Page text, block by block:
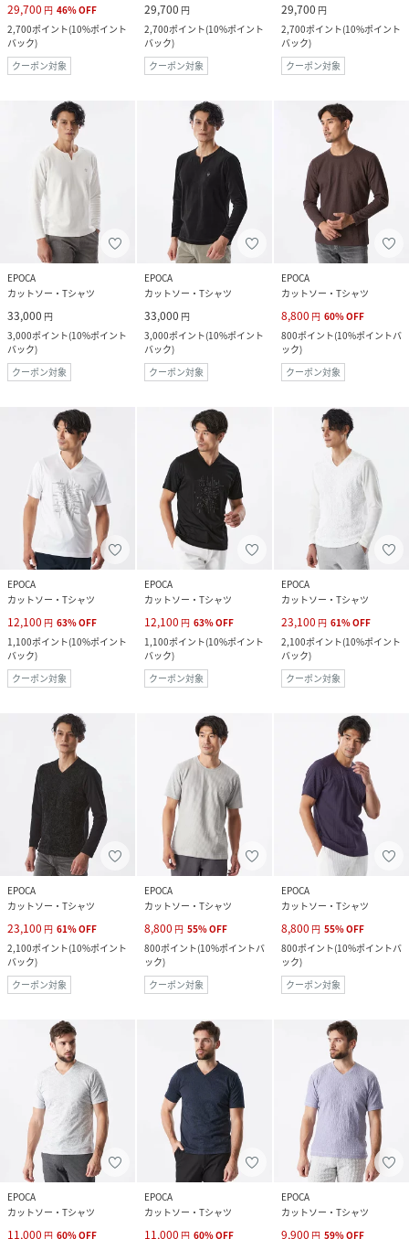
29,700 円 46%OFF
2,700ポイント(10%ポイント
バック)
クーポン対象
29,700 円
2,700ポイント(10%ポイント
バック)
クーポン対象
29,700 円
2,700ポイント(10%ポイント
バック)
クーポン対象
EPOCA
カットソー・Tシャツ
33,000 円
3,000ポイント(10%ポイント
バック)
クーポン対象
EPOCA
カットソー・Tシャツ
33,000 円
3,000ポイント(10%ポイント
バック)
クーポン対象
EPOCA
カットソー・Tシャツ
8,800 円 60%OFF
800ポイント(10%ポイントバ
ック)
クーポン対象
EPOCA
カットソー・Tシャツ
12,100 円 63%OFF
1,100ポイント(10%ポイント
バック)
クーポン対象
EPOCA
カットソー・Tシャツ
12,100 円 63%OFF
1,100ポイント(10%ポイント
バック)
クーポン対象
EPOCA
カットソー・Tシャツ
23,100 円 61%OFF
2,100ポイント(10%ポイント
バック)
クーポン対象
EPOCA
カットソー・Tシャツ
23,100 円 61%OFF
2,100ポイント(10%ポイント
バック)
クーポン対象
EPOCA
カットソー・Tシャツ
8,800 円 55%OFF
800ポイント(10%ポイントバ
ック)
クーポン対象
EPOCA
カットソー・Tシャツ
8,800 円 55%OFF
800ポイント(10%ポイントバ
ック)
クーポン対象
EPOCA
カットソー・Tシャツ
11,000 円 60%OFF
EPOCA
カットソー・Tシャツ
11,000 円 60%OFF
EPOCA
カットソー・Tシャツ
9,900 円 59%OFF